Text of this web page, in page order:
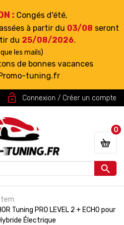
: Congés d'été,
à partir du 03/08 seront
du 25/08/2026.
les mails)
de bonnes vacances
tuning.fr
lock_open Connexion / Créer un compte

0
Tuning PRO LEVEL 2 + ECHO pour
Électrique